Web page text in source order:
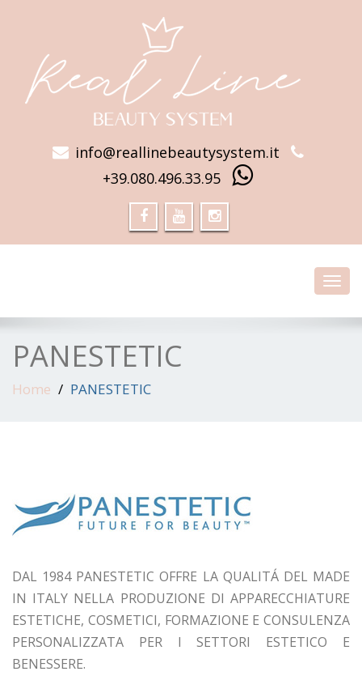
info@reallinebeautysystem.it
+39.080.496.33.95
PANESTETIC
Home PANESTETIC
DAL 1984 PANESTETIC OFFRE LA QUALITÁ DEL MADE
IN ITALY NELLA PRODUZIONE DI APPARECCHIATURE
ESTETICHE, COSMETICI, FORMAZIONE E CONSULENZA
PERSONALIZZATA PER I SETTORI ESTETICO E
BENESSERE.